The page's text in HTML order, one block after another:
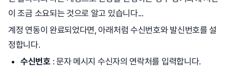
이 조금 소요되는 것으로 알고 있습니다...
계정 연동이 완료되었다면, 아래처럼 수신번호와 발신번호를 설
정합니다.
수신번호: 문자 메시지 수신자의 연락처를 입력합니다.